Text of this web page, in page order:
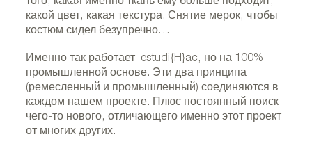
какой цвет, какая текстура. Снятие мерок, чтобы
костюм сидел безупречно…
Именно так работает estudi{H}ac, но на 100%
промышленной основе. Эти два принципа
(ремесленный и промышленный) соединяются в
каждом нашем проекте. Плюс постоянный поиск
чего-то нового, отличающего именно этот проект
от многих других.